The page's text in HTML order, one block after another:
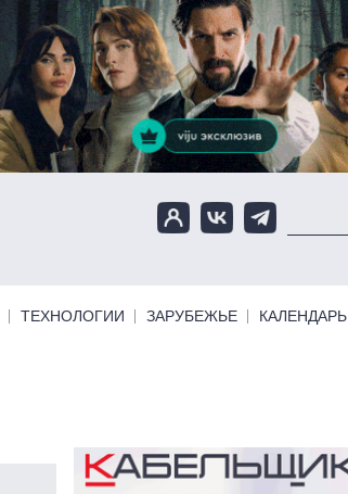
ТЕХНОЛОГИИ ЗАРУБЕЖЬЕ КАЛЕНДАРЬ